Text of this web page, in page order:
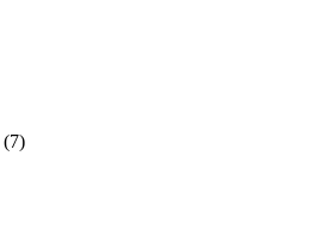
(7)